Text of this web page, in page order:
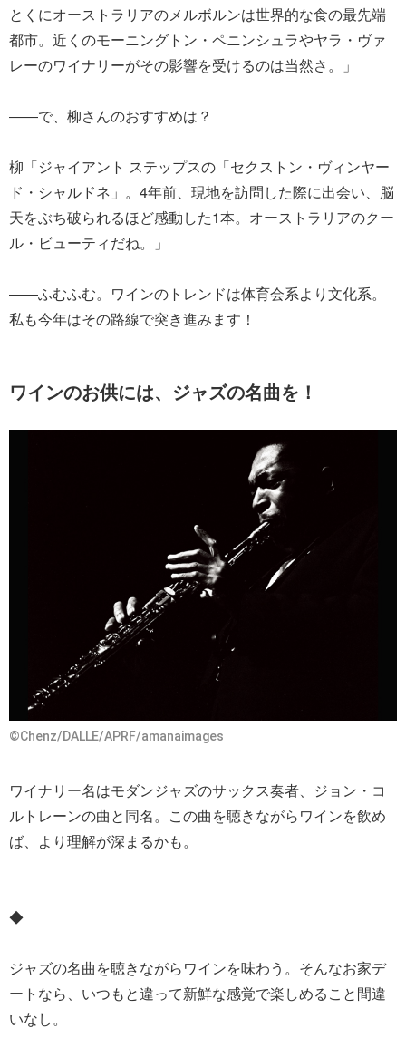
とくにオーストラリアのメルボルンは世界的な食の最先端
都市。近くのモーニングトン・ペニンシュラやヤラ・ヴァ
レーのワイナリーがその影響を受けるのは当然さ。」
――で、柳さんのおすすめは？
柳「ジャイアント ステップスの「セクストン・ヴィンヤー
ド・シャルドネ」。4年前、現地を訪問した際に出会い、脳
天をぶち破られるほど感動した1本。オーストラリアのクー
ル・ビューティだね。」
――ふむふむ。ワインのトレンドは体育会系より文化系。
私も今年はその路線で突き進みます！
ワインのお供には、ジャズの名曲を！
©Chenz/DALLE/APRF/amanaimages
ワイナリー名はモダンジャズのサックス奏者、ジョン・コ
ルトレーンの曲と同名。この曲を聴きながらワインを飲め
ば、より理解が深まるかも。
◆
ジャズの名曲を聴きながらワインを味わう。そんなお家デ
ートなら、いつもと違って新鮮な感覚で楽しめること間違
いなし。